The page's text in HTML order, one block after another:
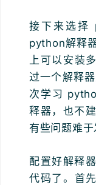
接下来选择
python解释
上可以安装
过一个解释
次学习
释器，也不
有些问题难于
配置好解释
代码了。首